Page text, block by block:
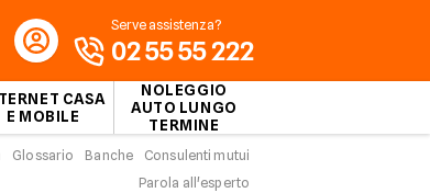
CASA
E MOBILE
NOLEGGIO
AUTO LUNGO
TERMINE
Serve assistenza?
02 55 55 222
Glossario Banche
Consulenti mutui
Parola all'esperto